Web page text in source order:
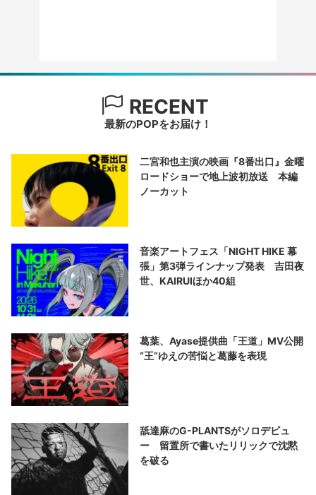
RECENT
最新のPOPをお届け！
二宮和也主演の映画『8番出口』金曜
ロードショーで地上波初放送 本編
ノーカット
音楽アートフェス「NIGHT HIKE 幕
張」第3弾ラインナップ発表 吉田夜
世、KAIRUIほか40組
葛葉、Ayase提供曲「王道」MV公開
“王”ゆえの苦悩と葛藤を表現
舐達麻のG-PLANTSがソロデビュ
ー 留置所で書いたリリックで沈黙
を破る